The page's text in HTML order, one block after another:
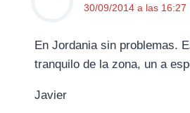
30/09/2014 a las 16:27
En Jordania sin problemas.
tranquilo de la zona, un a
Javier